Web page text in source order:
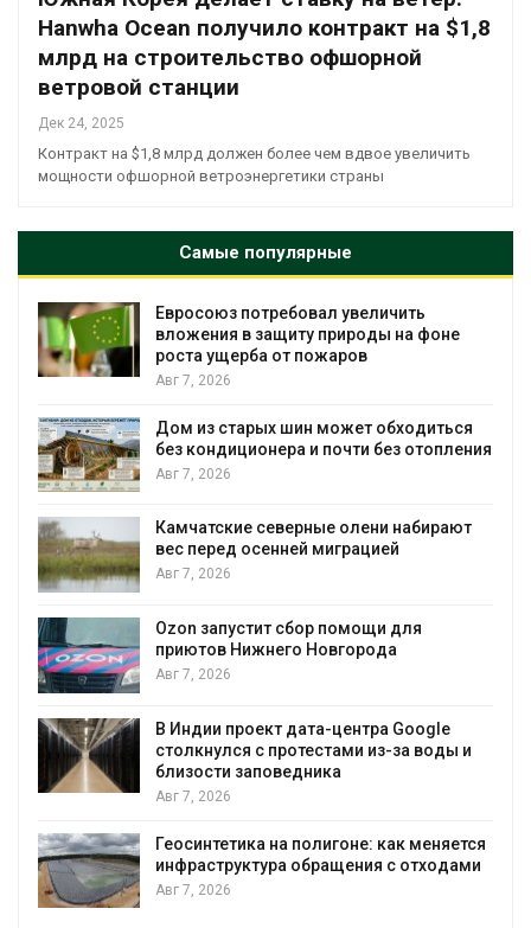
Hanwha Ocean получило контракт на $1,8
млрд на строительство офшорной
ветровой станции
Дек 24, 2025
Контракт на $1,8 млрд должен более чем вдвое увеличить
мощности офшорной ветроэнергетики страны
Самые популярные
Евросоюз потребовал увеличить
вложения в защиту природы на фоне
роста ущерба от пожаров
Авг 7, 2026
Дом из старых шин может обходиться
без кондиционера и почти без отопления
Авг 7, 2026
Камчатские северные олени набирают
вес перед осенней миграцией
Авг 7, 2026
Ozon запустит сбор помощи для
приютов Нижнего Новгорода
Авг 7, 2026
В Индии проект дата-центра Google
столкнулся с протестами из-за воды и
близости заповедника
Авг 7, 2026
Геосинтетика на полигоне: как меняется
инфраструктура обращения с отходами
Авг 7, 2026